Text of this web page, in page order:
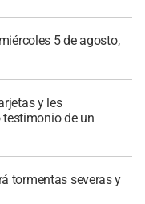
5 de agosto,
y les
de un
tormentas severas y